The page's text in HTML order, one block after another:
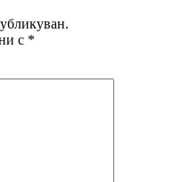
с *